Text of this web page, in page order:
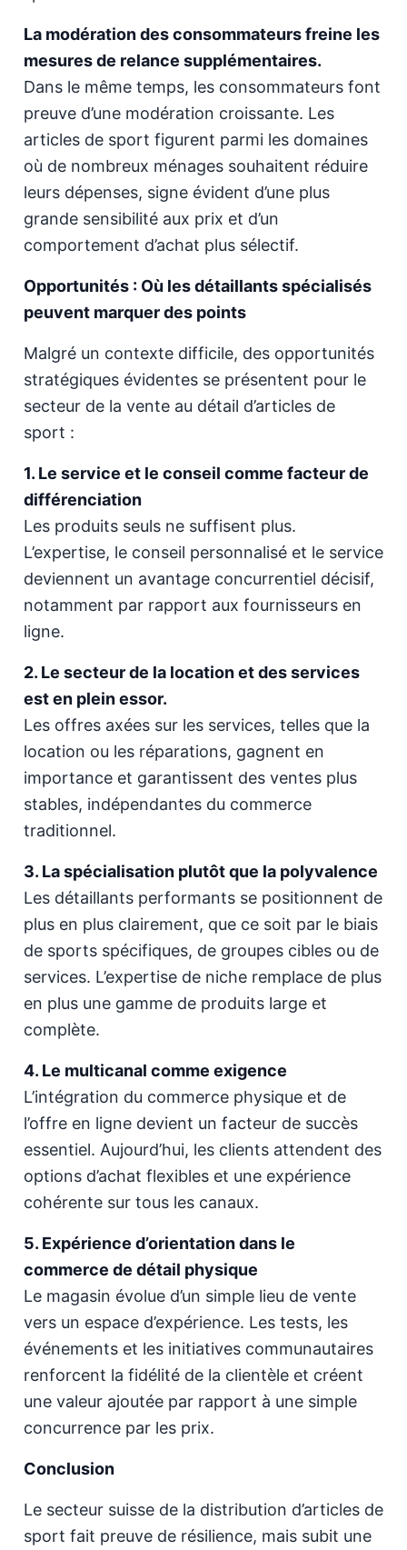
La modération des consommateurs freine les
mesures de relance supplémentaires.
Dans le même temps, les consommateurs font
preuve d’une modération croissante. Les
articles de sport figurent parmi les domaines
où de nombreux ménages souhaitent réduire
leurs dépenses, signe évident d’une plus
grande sensibilité aux prix et d’un
comportement d’achat plus sélectif.
Opportunités : Où les détaillants spécialisés
peuvent marquer des points
Malgré un contexte difficile, des opportunités
stratégiques évidentes se présentent pour le
secteur de la vente au détail d’articles de
sport :
1. Le service et le conseil comme facteur de
différenciation
Les produits seuls ne suffisent plus.
L’expertise, le conseil personnalisé et le service
deviennent un avantage concurrentiel décisif,
notamment par rapport aux fournisseurs en
ligne.
2. Le secteur de la location et des services
est en plein essor.
Les offres axées sur les services, telles que la
location ou les réparations, gagnent en
importance et garantissent des ventes plus
stables, indépendantes du commerce
traditionnel.
3. La spécialisation plutôt que la polyvalence
Les détaillants performants se positionnent de
plus en plus clairement, que ce soit par le biais
de sports spécifiques, de groupes cibles ou de
services. L’expertise de niche remplace de plus
en plus une gamme de produits large et
complète.
4. Le multicanal comme exigence
L’intégration du commerce physique et de
l’offre en ligne devient un facteur de succès
essentiel. Aujourd’hui, les clients attendent des
options d’achat flexibles et une expérience
cohérente sur tous les canaux.
5. Expérience d’orientation dans le
commerce de détail physique
Le magasin évolue d’un simple lieu de vente
vers un espace d’expérience. Les tests, les
événements et les initiatives communautaires
renforcent la fidélité de la clientèle et créent
une valeur ajoutée par rapport à une simple
concurrence par les prix.
Conclusion
Le secteur suisse de la distribution d’articles de
sport fait preuve de résilience, mais subit une